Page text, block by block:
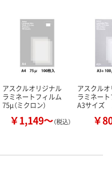
アスクルオリジナル
ラミネートフィルム
75μ（ミクロン）
￥1,149～（税込）
アスクル
ラミネー
A3サイズ
￥